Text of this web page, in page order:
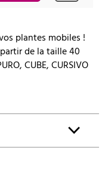
plantes mobiles !
de la taille 40
CUBE, CURSIVO